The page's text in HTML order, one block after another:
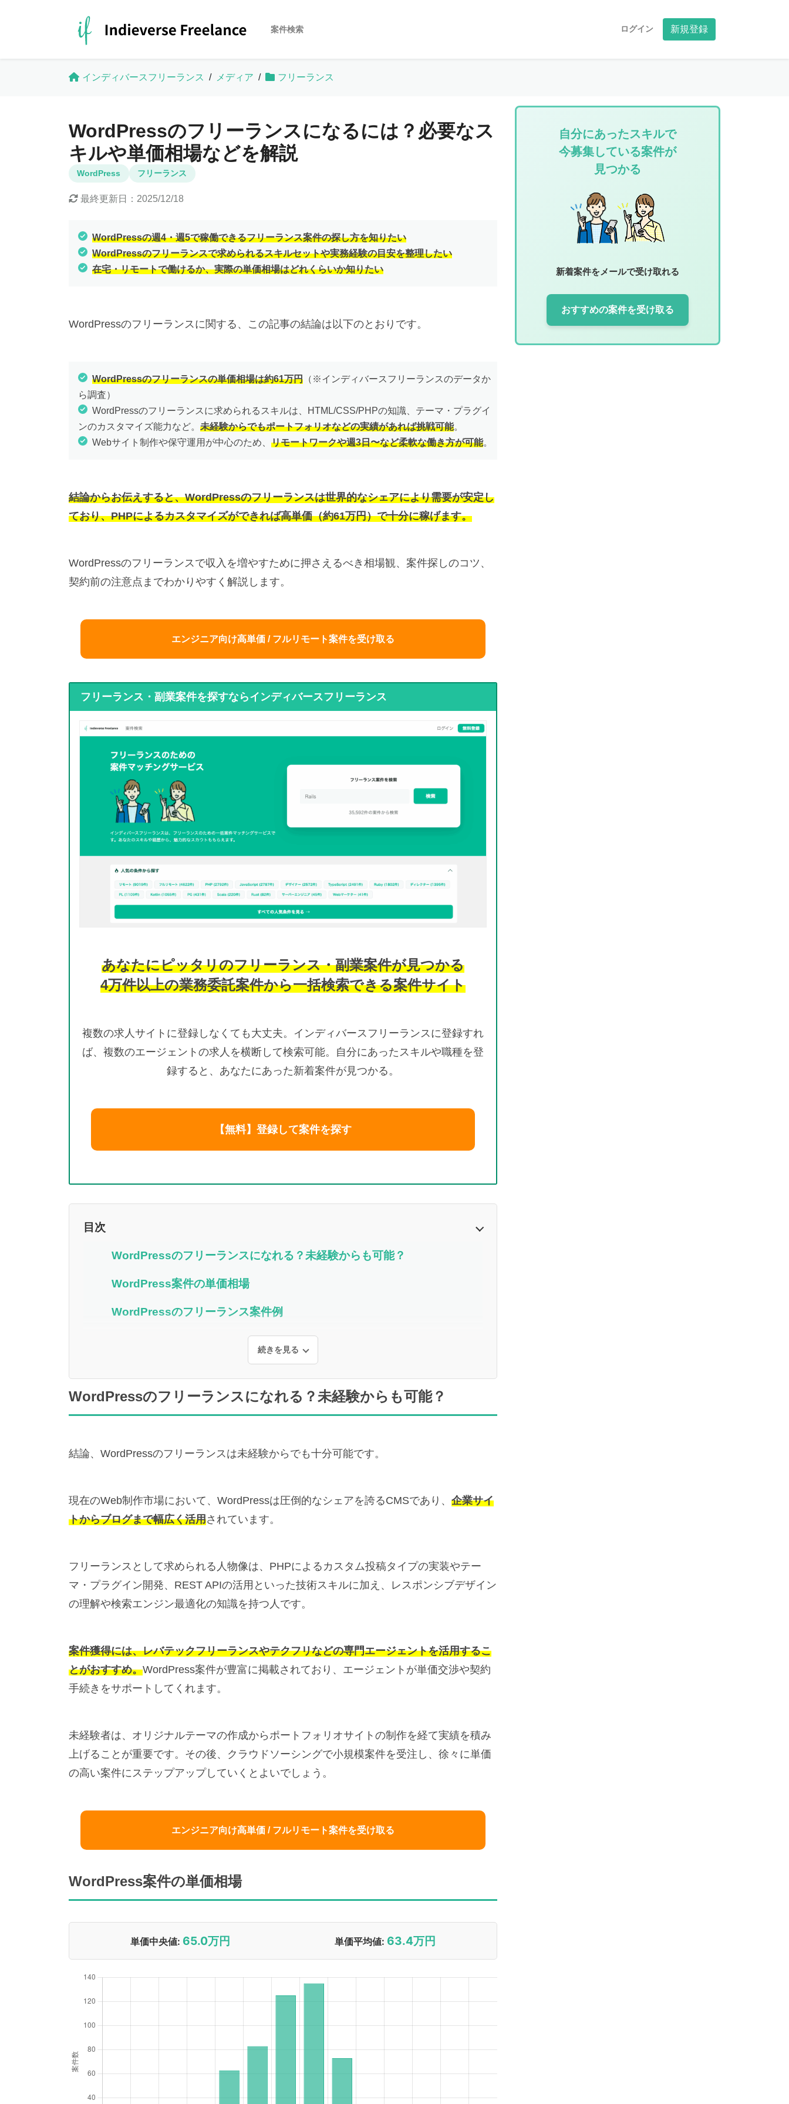
案件検索 ログイン 新規登録
インディバースフリーランス / メディア / フリーランス
WordPressのフリーランスになるには？必要なス
キルや単価相場などを解説
WordPress フリーランス
最終更新日： 2025/12/18
WordPressの週4・週5で稼働できるフリーランス案件の探し方を知りたい
WordPressのフリーランスで求められるスキルセットや実務経験の目安を整理したい
在宅・リモートで働けるか、実際の単価相場はどれくらいか知りたい
WordPressのフリーランスに関する、この記事の結論は以下のとおりです。
WordPressのフリーランスの単価相場は約61万円 （※インディバースフリーランスのデータか
ら調査）
WordPressのフリーランスに求められるスキルは、HTML/CSS/PHPの知識、テーマ・プラグイ
ンのカスタマイズ能力など。 未経験からでもポートフォリオなどの実績があれば挑戦可能。
Webサイト制作や保守運用が中心のため、 リモートワークや週3日〜など柔軟な働き方が可能。
結論からお伝えすると、WordPressのフリーランスは世界的なシェアにより需要が安定し
ており、PHPによるカスタマイズができれば高単価（約61万円）で十分に稼げます。
WordPressのフリーランスで収入を増やすために押さえるべき相場観、案件探しのコツ、
契約前の注意点までわかりやすく解説します。
エンジニア向け高単価 / フルリモート案件を受け取る
フリーランス・副業案件を探すならインディバースフリーランス
あなたにピッタリのフリーランス・副業案件が見つかる
4万件以上の業務委託案件から一括検索できる案件サイト
複数の求人サイトに登録しなくても大丈夫。インディバースフリーランスに登録すれ
ば、複数のエージェントの求人を横断して検索可能。自分にあったスキルや職種を登
録すると、あなたにあった新着案件が見つかる。
【無料】登録して案件を探す
目次
WordPressのフリーランスになれる？未経験からも可能？
WordPress案件の単価相場
WordPressのフリーランス案件例
続きを見る
WordPressのフリーランスになれる？未経験からも可能？
結論、WordPressのフリーランスは未経験からでも十分可能です。
現在のWeb制作市場において、WordPressは圧倒的なシェアを誇るCMSであり、 企業サイ
トからブログまで幅広く活用されています。
フリーランスとして求められる人物像は、PHPによるカスタム投稿タイプの実装やテー
マ・プラグイン開発、REST APIの活用といった技術スキルに加え、レスポンシブデザイン
の理解や検索エンジン最適化の知識を持つ人です。
案件獲得には、レバテックフリーランスやテクフリなどの専門エージェントを活用するこ
とがおすすめ。WordPress案件が豊富に掲載されており、エージェントが単価交渉や契約
手続きをサポートしてくれます。
未経験者は、オリジナルテーマの作成からポートフォリオサイトの制作を経て実績を積み
上げることが重要です。その後、クラウドソーシングで小規模案件を受注し、徐々に単価
の高い案件にステップアップしていくとよいでしょう。
エンジニア向け高単価 / フルリモート案件を受け取る
WordPress案件の単価相場
単価中央値: 65.0万円 単価平均値: 63.4万円
自分にあったスキルで
今募集している案件が
見つかる
新着案件をメールで受け取れる
おすすめの案件を受け取る